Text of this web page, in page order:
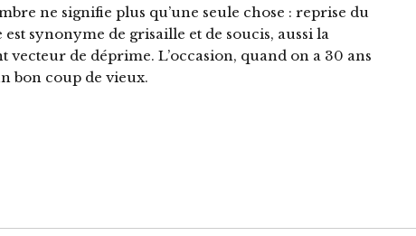
ne signifie plus qu’une seule chose : reprise du
synonyme de grisaille et de soucis, aussi la
de déprime. L’occasion, quand on a 30 ans
bon coup de vieux.